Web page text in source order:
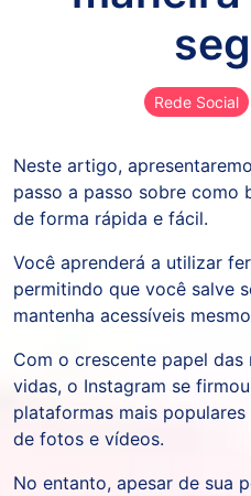
Rede Social
Neste artigo,
passo a passo sobre como
de forma rápida e fácil.
Você aprenderá a utilizar
permitindo que você salve
mantenha acessíveis
Com o crescente papel das
vidas, o Instagram se
plataformas mais
de fotos e vídeos.
No entanto, apesar de sua